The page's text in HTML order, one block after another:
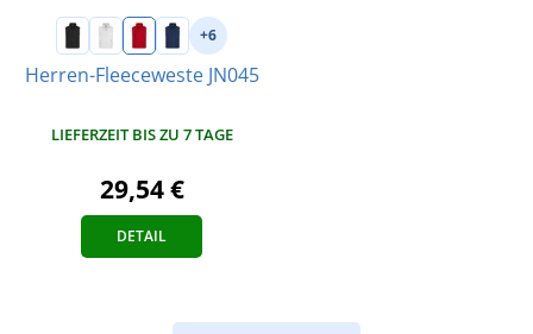
+6
Herren-Fleeceweste JN045
LIEFERZEIT BIS ZU 7 TAGE
29,54 €
DETAIL